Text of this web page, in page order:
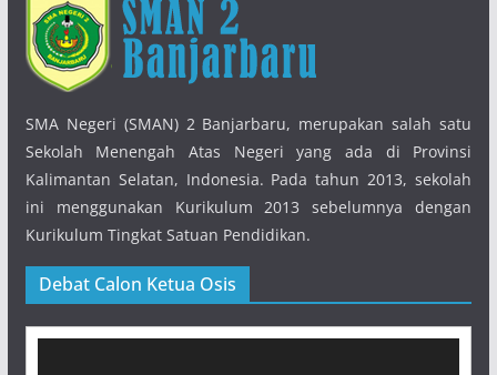
SMA Negeri (SMAN) 2 Banjarbaru, merupakan salah satu
Sekolah Menengah Atas Negeri yang ada di Provinsi
Kalimantan Selatan, Indonesia. Pada tahun 2013, sekolah
ini menggunakan Kurikulum 2013 sebelumnya dengan
Kurikulum Tingkat Satuan Pendidikan.
Debat Calon Ketua Osis